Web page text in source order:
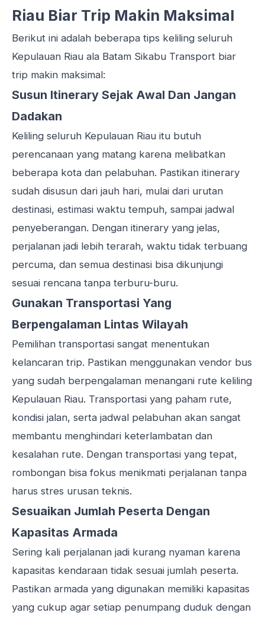
Riau Biar Trip Makin Maksimal
Berikut ini adalah beberapa tips keliling seluruh
Kepulauan Riau ala Batam Sikabu Transport biar
trip makin maksimal:
Susun Itinerary Sejak Awal Dan Jangan
Dadakan
Keliling seluruh Kepulauan Riau itu butuh
perencanaan yang matang karena melibatkan
beberapa kota dan pelabuhan. Pastikan itinerary
sudah disusun dari jauh hari, mulai dari urutan
destinasi, estimasi waktu tempuh, sampai jadwal
penyeberangan. Dengan itinerary yang jelas,
perjalanan jadi lebih terarah, waktu tidak terbuang
percuma, dan semua destinasi bisa dikunjungi
sesuai rencana tanpa terburu-buru.
Gunakan Transportasi Yang
Berpengalaman Lintas Wilayah
Pemilihan transportasi sangat menentukan
kelancaran trip. Pastikan menggunakan vendor bus
yang sudah berpengalaman menangani rute keliling
Kepulauan Riau. Transportasi yang paham rute,
kondisi jalan, serta jadwal pelabuhan akan sangat
membantu menghindari keterlambatan dan
kesalahan rute. Dengan transportasi yang tepat,
rombongan bisa fokus menikmati perjalanan tanpa
harus stres urusan teknis.
Sesuaikan Jumlah Peserta Dengan
Kapasitas Armada
Sering kali perjalanan jadi kurang nyaman karena
kapasitas kendaraan tidak sesuai jumlah peserta.
Pastikan armada yang digunakan memiliki kapasitas
yang cukup agar setiap penumpang duduk dengan